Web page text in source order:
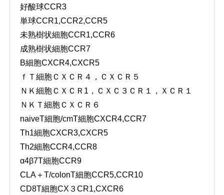
好酸球CCR3
単球CCR1,CCR2,CCR5
未熟樹状細胞CCR1,CCR6
成熟樹状細胞CCR7
B細胞CXCR4,CXCR5
ｆＴ細胞ＣＸＣＲ４，ＣＸＣＲ５
ＮＫ細胞ＣＸＣＲ1，ＣＸＣ３ＣＲ１，ＸＣＲ１
ＮＫＴ細胞ＣＸＣＲ６
naiveT細胞/cmT細胞CXCR4,CCR7
Th1細胞CXCR3,CXCR5
Th2細胞CCR4,CCR8
α4β7T細胞CCR9
CLA＋T/colonT細胞CCR5,CCR10
CD8T細胞CX３CR1,CXCR6